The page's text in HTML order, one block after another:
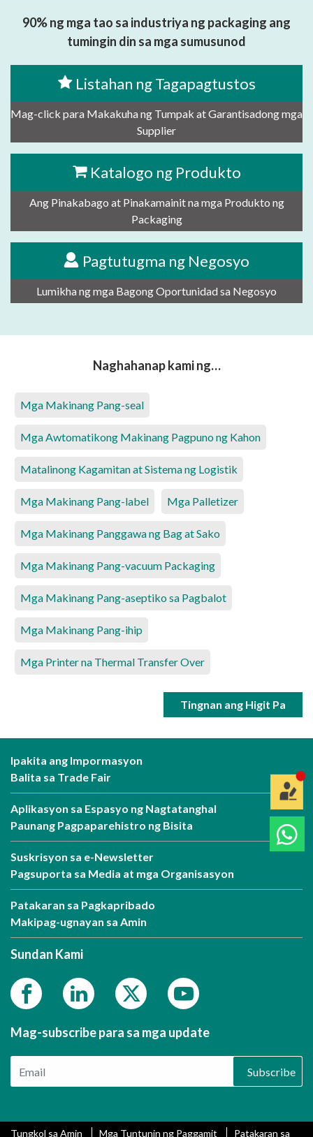
90% ng mga tao sa industriya ng packaging ang
tumingin din sa mga sumusunod
Listahan ng Tagapagtustos
Mag-click para Makakuha ng Tumpak at Garantisadong mga
Supplier
Katalogo ng Produkto
Ang Pinakabago at Pinakamainit na mga Produkto ng
Packaging
Pagtutugma ng Negosyo
Lumikha ng mga Bagong Oportunidad sa Negosyo
Naghahanap kami ng…
Mga Makinang Pang-seal
Mga Awtomatikong Makinang Pagpuno ng Kahon
Matalinong Kagamitan at Sistema ng Logistik
Mga Makinang Pang-label Mga Palletizer
Mga Makinang Panggawa ng Bag at Sako
Mga Makinang Pang-vacuum Packaging
Mga Makinang Pang-aseptiko sa Pagbalot
Mga Makinang Pang-ihip
Mga Printer na Thermal Transfer Over
Tingnan ang Higit Pa
Ipakita ang Impormasyon
Balita sa Trade Fair
Aplikasyon sa Espasyo ng Nagtatanghal
Paunang Pagpaparehistro ng Bisita
Suskrisyon sa e-Newsletter
Pagsuporta sa Media at mga Organisasyon
Patakaran sa Pagkapribado
Makipag-ugnayan sa Amin
Sundan Kami
Mag-subscribe para sa mga update
Subscribe
Tungkol sa Amin Mga Tuntunin ng Paggamit Patakaran sa